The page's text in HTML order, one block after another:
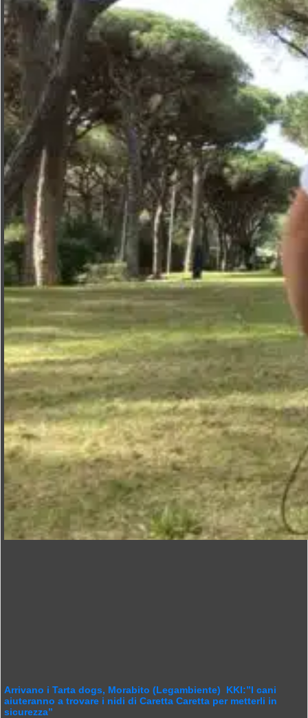
Arrivano i Tarta dogs, Morabito (Legambiente) KKI:”I cani
aiuteranno a trovare i nidi di Caretta Caretta per metterli in
sicurezza”